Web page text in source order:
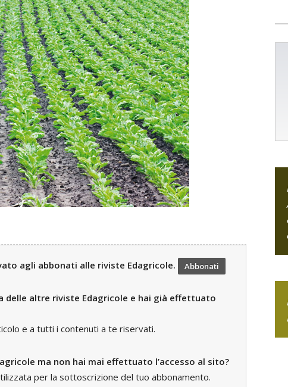
agli abbonati alle riviste Edagricole. Abbonati
delle altre riviste Edagricole e hai già effettuato
e a tutti i contenuti a te riservati.
ma non hai mai effettuato l’accesso al sito?
per la sottoscrizione del tuo abbonamento.